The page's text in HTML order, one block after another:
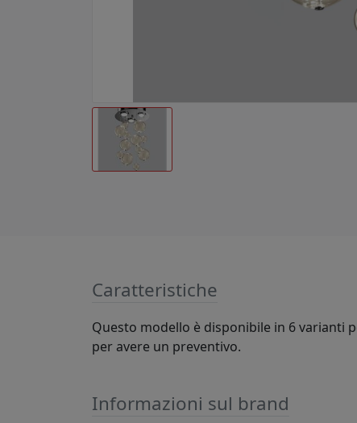
Caratteristiche
Questo modello è disponibile in 6 varianti
per avere un preventivo.
Informazioni sul brand